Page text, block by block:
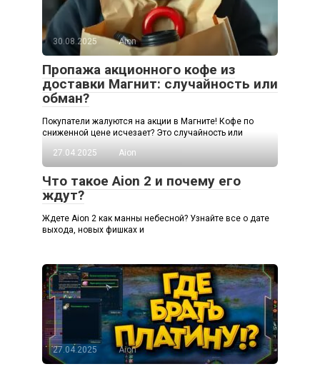
30.08.2025 Aion
Пропажа акционного кофе из
доставки Магнит: случайность или
обман?
Покупатели жалуются на акции в Магните! Кофе по
сниженной цене исчезает? Это случайность или
27.04.2025
Aion
Что такое Aion 2 и почему его
ждут?
Ждете Aion 2 как манны небесной? Узнайте все о дате
выхода, новых фишках и
27.04.2025 Aion